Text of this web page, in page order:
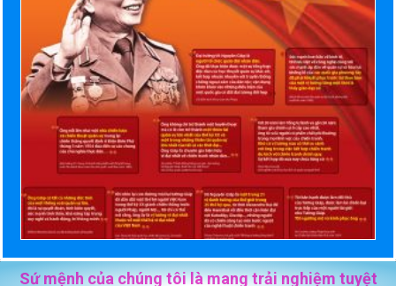
Sứ mệnh của chúng tôi là mang trải nghiệm tuyệt